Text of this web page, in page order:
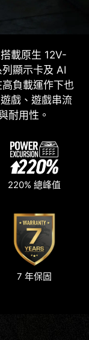
載原生 12V-
顯示卡及 AI
負載運作下也
戲、遊戲串流
耐用性。
220% 總峰值
7 年保固